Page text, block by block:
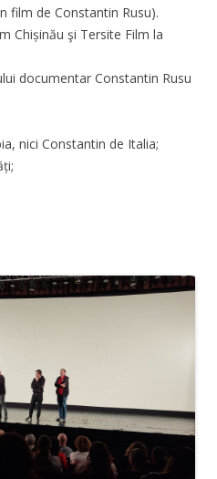
film de Constantin Rusu).
Chișinău şi Tersite Film la
documentar Constantin Rusu
nici Constantin de Italia;